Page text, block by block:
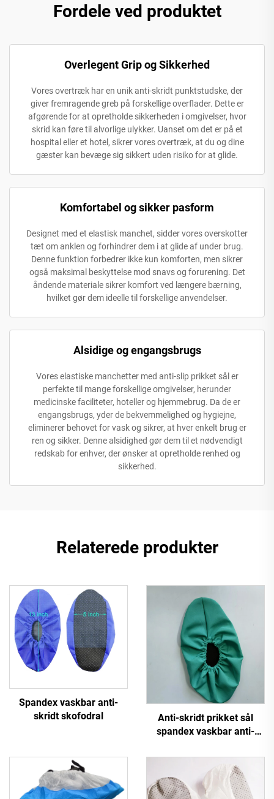
Fordele ved produktet
Overlegent Grip og Sikkerhed
Vores overtræk har en unik anti-skridt punktstudske, der
giver fremragende greb på forskellige overflader. Dette er
afgørende for at opretholde sikkerheden i omgivelser, hvor
skrid kan føre til alvorlige ulykker. Uanset om det er på et
hospital eller et hotel, sikrer vores overtræk, at du og dine
gæster kan bevæge sig sikkert uden risiko for at glide.
Komfortabel og sikker pasform
Designet med et elastisk manchet, sidder vores overskotter
tæt om anklen og forhindrer dem i at glide af under brug.
Denne funktion forbedrer ikke kun komforten, men sikrer
også maksimal beskyttelse mod snavs og forurening. Det
åndende materiale sikrer komfort ved længere bærning,
hvilket gør dem ideelle til forskellige anvendelser.
Alsidige og engangsbrugs
Vores elastiske manchetter med anti-slip prikket sål er
perfekte til mange forskellige omgivelser, herunder
medicinske faciliteter, hoteller og hjemmebrug. Da de er
engangsbrugs, yder de bekvemmelighed og hygiejne,
eliminerer behovet for vask og sikrer, at hver enkelt brug er
ren og sikker. Denne alsidighed gør dem til et nødvendigt
redskab for enhver, der ønsker at opretholde renhed og
sikkerhed.
Relaterede produkter
Spandex vaskbar anti-
skridt skofodral
Anti-skridt prikket sål
spandex vaskbar anti-